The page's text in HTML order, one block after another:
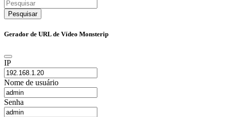
Pesquisar
Gerador de URL de Vídeo Monsterip
IP
Nome de usuário
Senha